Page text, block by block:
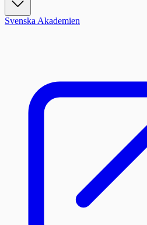
Svenska Akademien